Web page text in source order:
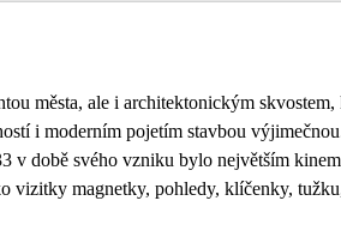
města, ale i architektonickým
i moderním pojetím stavbou
v době svého vzniku bylo největším
vizitky magnetky, pohledy, klíčenky,